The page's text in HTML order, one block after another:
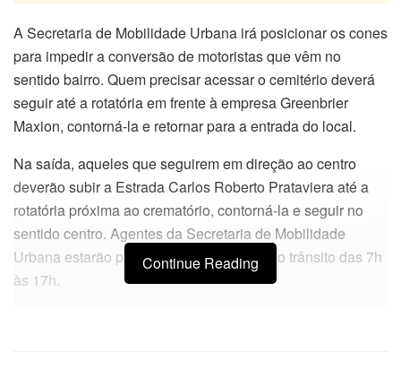
A Secretaria de Mobilidade Urbana irá posicionar os cones
para impedir a conversão de motoristas que vêm no
sentido bairro. Quem precisar acessar o cemitério deverá
seguir até a rotatória em frente à empresa Greenbrier
Maxion, contorná-la e retornar para a entrada do local.
Na saída, aqueles que seguirem em direção ao centro
deverão subir a Estrada Carlos Roberto Prataviera até a
rotatória próxima ao crematório, contorná-la e seguir no
sentido centro. Agentes da Secretaria de Mobilidade
Urbana estarão presentes para monitorar o trânsito das 7h
às 17h.
Continue Reading